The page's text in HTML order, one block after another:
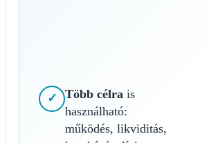
✓ Több célra is
használható:
működés, likviditás,